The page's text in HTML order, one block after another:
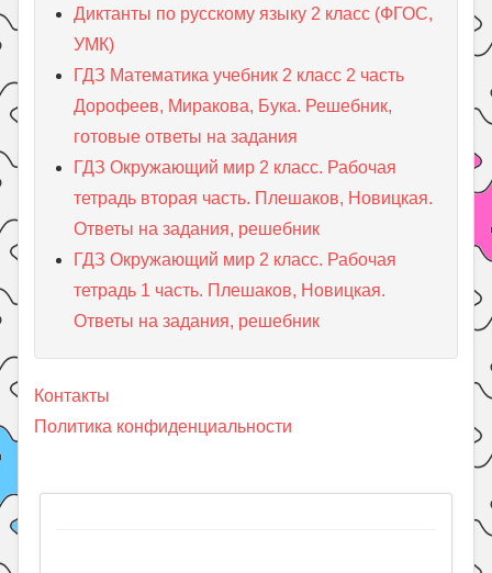
Диктанты по русскому языку 2 класс (ФГОС,
УМК)
ГДЗ Математика учебник 2 класс 2 часть
Дорофеев, Миракова, Бука. Решебник,
готовые ответы на задания
ГДЗ Окружающий мир 2 класс. Рабочая
тетрадь вторая часть. Плешаков, Новицкая.
Ответы на задания, решебник
ГДЗ Окружающий мир 2 класс. Рабочая
тетрадь 1 часть. Плешаков, Новицкая.
Ответы на задания, решебник
Контакты
Политика конфиденциальности